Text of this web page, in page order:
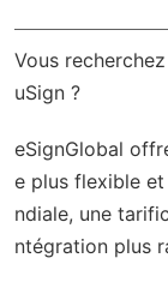
Vous
uSign ?
eSignGlobal
e plus flexible
ndiale, une
ntégration plus